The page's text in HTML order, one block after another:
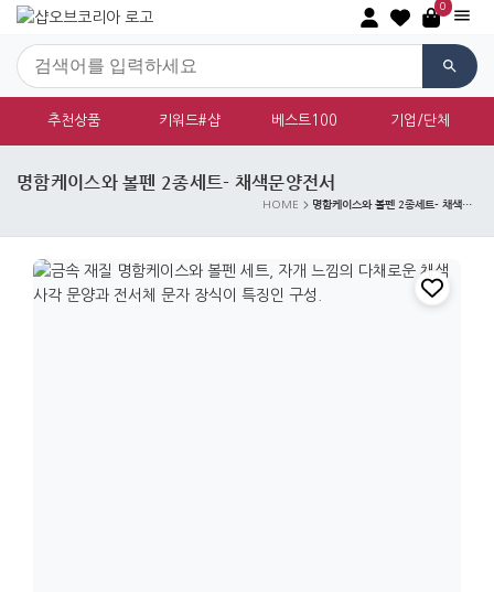
0
추천상품 키워드#샵 베스트100 기업/단체
명함케이스와 볼펜 2종세트- 채색문양전서
HOME 명함케이스와 볼펜 2종세트- 채색문양전서